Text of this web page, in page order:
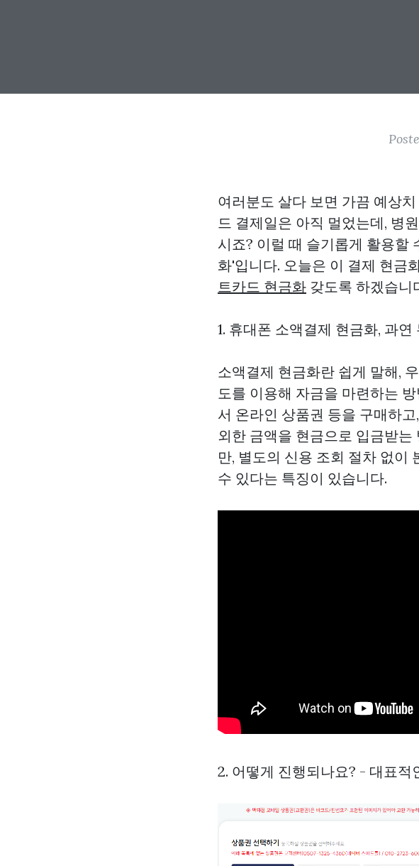
여러분도 살다 보면 가끔 예상
드 결제일은 아직 멀었는데, 병
시죠? 이럴 때 슬기롭게 활용할
화'입니다. 오늘은 이 결제 현금
트카드 현금화 갖도록 하겠습니
1. 휴대폰 소액결제 현금화, 과연
소액결제 현금화란 쉽게 말해,
도를 이용해 자금을 마련하는
서 온라인 상품권 등을 구매하
외한 금액을 현금으로 입금받
만, 별도의 신용 조회 절차 없이
수 있다는 특징이 있습니다.
2. 어떻게 진행되나요? - 대표적